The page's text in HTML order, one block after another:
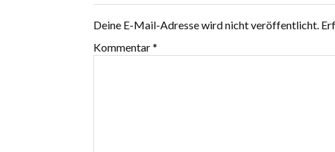
Deine E-Mail-Adresse wird nicht veröffentlicht.
Kommentar*